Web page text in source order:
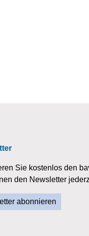
Sie kostenlos den
den Newsletter
abonnieren